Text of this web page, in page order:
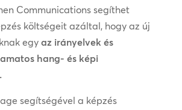
Communications segíthet
költségeit azáltal, hogy az új
egy az irányelvek és
hang- és képi
segítségével a képzés